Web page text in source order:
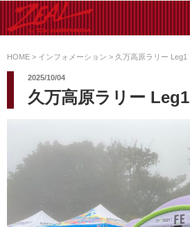
ン
ツ
ス
SUMIYAMA
た日常メンテから各種チ
ューニングまで、車に関
することならジャンルフ
リーでお任せください!
HOME > インフォメーション > 久万高原ラリー Leg1
2025/10/04
久万高原ラリー Leg1